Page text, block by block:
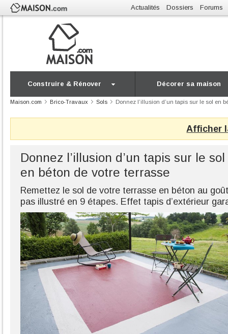
Actualités Dossiers Forums
Construire & Rénover Décorer sa maison
Maison.com Brico-Travaux Sols Donnez l’illusion d’un tapis sur le sol en
Afficher
Donnez l’illusion d’un tapis sur le sol
en béton de votre terrasse
Remettez le sol de votre terrasse en béton au
pas illustré en 9 étapes. Effet tapis d’extérieur